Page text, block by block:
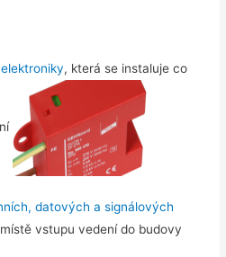
, která se instaluje co
datových a signálových
vstupu vedení do budovy